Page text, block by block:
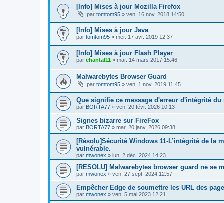
[Info] Mises à jour Mozilla Firefox
par tomtom95 » ven. 16 nov. 2018 14:50
[Info] Mises à jour Java
par tomtom95 » mer. 17 avr. 2019 12:37
[Info] Mises à jour Flash Player
par chantal11 » mar. 14 mars 2017 15:46
Malwarebytes Browser Guard
par tomtom95 » ven. 1 nov. 2019 11:45
Que signifie ce message d'erreur d'intégrité du
par BORTA77 » ven. 20 févr. 2026 10:13
Signes bizarre sur FireFox
par BORTA77 » mar. 20 janv. 2026 09:38
[Résolu]Sécurité Windows 11-L’intégrité de la
vulnérable.
par mwonex » lun. 2 déc. 2024 14:23
[RESOLU] Malwarebytes browser guard ne se
par mwonex » ven. 27 sept. 2024 12:57
Empêcher Edge de soumettre les URL des
par mwonex » ven. 5 mai 2023 12:21